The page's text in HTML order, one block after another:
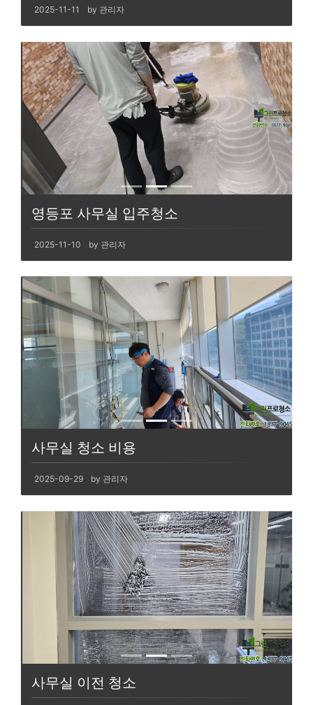
2025-11-11 by 관리자
영등포 사무실 입주청소
2025-11-10 by 관리자
사무실 청소 비용
2025-09-29 by 관리자
사무실 이전 청소